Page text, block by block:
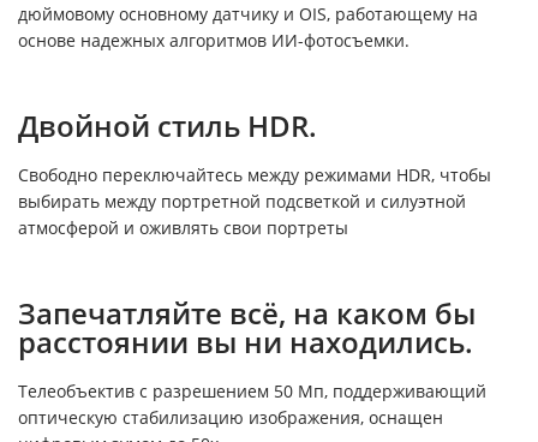
дюймовому основному датчику и OIS, работающему на
основе надежных алгоритмов ИИ-фотосъемки.
Двойной стиль HDR.
Свободно переключайтесь между режимами HDR, чтобы
выбирать между портретной подсветкой и силуэтной
атмосферой и оживлять свои портреты
Запечатляйте всё, на каком бы
расстоянии вы ни находились.
Телеобъектив с разрешением 50 Мп, поддерживающий
оптическую стабилизацию изображения, оснащен